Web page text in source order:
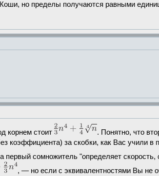
но пределы получаются равными
корнем стоит
. Понятно, что
коэффициента) за скобки, как Вас учили в
сомножитель "определяет скорость,
, — но если с эквивалентностями Вы не